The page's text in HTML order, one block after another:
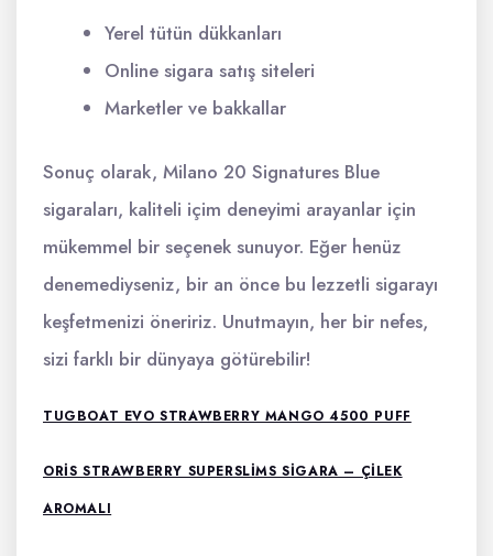
Yerel tütün dükkanları
Online sigara satış siteleri
Marketler ve bakkallar
Sonuç olarak, Milano 20 Signatures Blue
sigaraları, kaliteli içim deneyimi arayanlar için
mükemmel bir seçenek sunuyor. Eğer henüz
denemediyseniz, bir an önce bu lezzetli sigarayı
keşfetmenizi öneririz. Unutmayın, her bir nefes,
sizi farklı bir dünyaya götürebilir!
TUGBOAT EVO STRAWBERRY MANGO 4500 PUFF
ORIS STRAWBERRY SUPERSLIMS SIGARA – ÇILEK
AROMALI